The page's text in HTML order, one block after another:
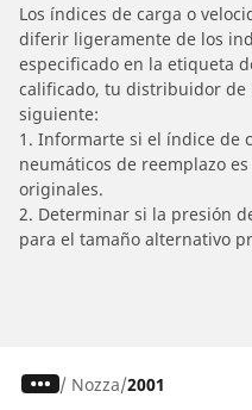
Los índices de carga o
diferir ligeramente de los
especificado en la etiqueta
calificado, tu distribuidor de
siguiente:
1. Informarte si el índice de
neumáticos de reemplazo
originales.
2. Determinar si la presión
para el tamaño alternativo
/ Nozza 2001